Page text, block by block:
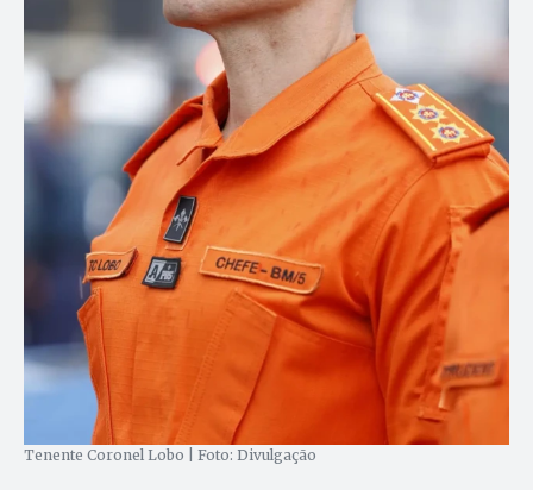
Tenente Coronel Lobo | Foto: Divulgação